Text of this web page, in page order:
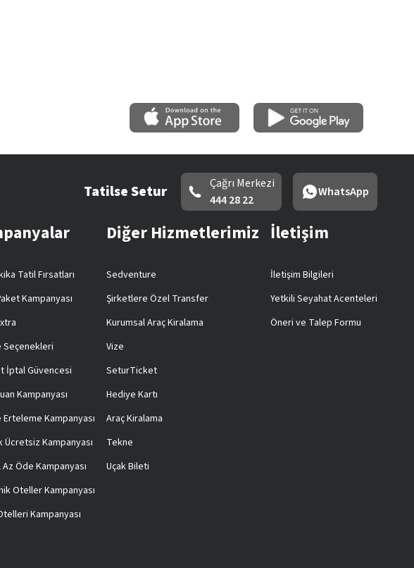
Tatilse Setur
Çağrı Merkezi
444 28 22
WhatsApp
Tatil Fırsatları
Kampanyası
Seçenekleri
İptal Güvencesi
Kampanyası
Kampanyası
Ücretsiz Kampanyası
Az Öde Kampanyası
Oteller Kampanyası
Kampanyası
Diğer Hizmetlerimiz
Sedventure
Şirketlere Özel Transfer
Kurumsal Araç Kiralama
Vize
SeturTicket
Hediye Kartı
Araç Kiralama
Tekne
Uçak Bileti
İletişim
İletişim Bilgileri
Yetkili Seyahat Acenteleri
Öneri ve Talep Formu